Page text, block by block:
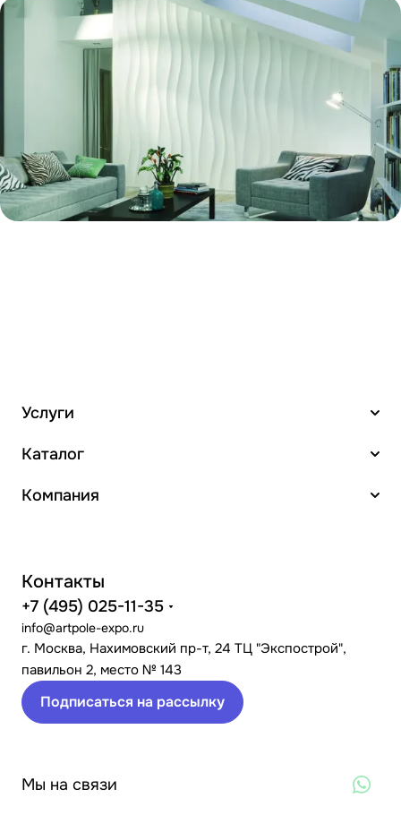
Услуги
Каталог
Компания
Контакты
+7 (495) 025-11-35
info@artpole-expo.ru
г. Москва, Нахимовский пр-т, 24 ТЦ "Экспострой",
павильон 2, место № 143
Подписаться на рассылку
Мы на связи